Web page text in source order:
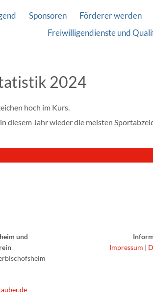
Sponsoren Förderer werden
Freiwilligendienste und
2024
hoch im Kurs.
diesem Jahr wieder die meisten
und
Impressum |